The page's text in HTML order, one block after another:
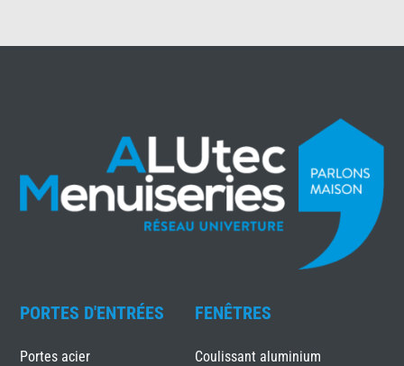
PORTES D'ENTRÉES
Portes acier
FENÊTRES
Coulissant aluminium